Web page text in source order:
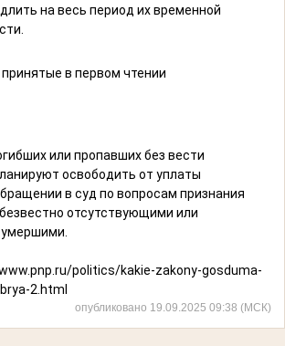
на весь период их временной
в первом чтении
или пропавших без вести
освободить от уплаты
в суд по вопросам признания
отсутствующими или
politics/kakie-zakony-gosduma-
2.html
опубликовано 19.09.2025 09:38 (МСК)